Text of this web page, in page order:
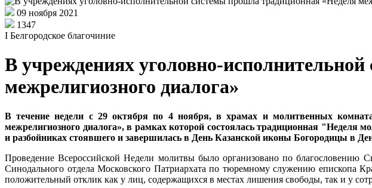
09 ноября 2021
1347
I Белгородское благочиние
В учреждениях уголовно-
межрелигиозного диалога»
В течение недели с 29 октября по 4 ноября, в храмах и молитвенных
межрелигиозного диалога», в рамках которой состоялась традиционная
и разбойниках стоявшего и завершилась в День Казанской иконы Богородицы в
Проведение Всероссийской Недели молитвы было организовано по благословению
Синодального отдела Московского Патриархата по тюремному служению епископа
положительный отклик как у лиц, содержащихся в местах лишения свободы, так и у